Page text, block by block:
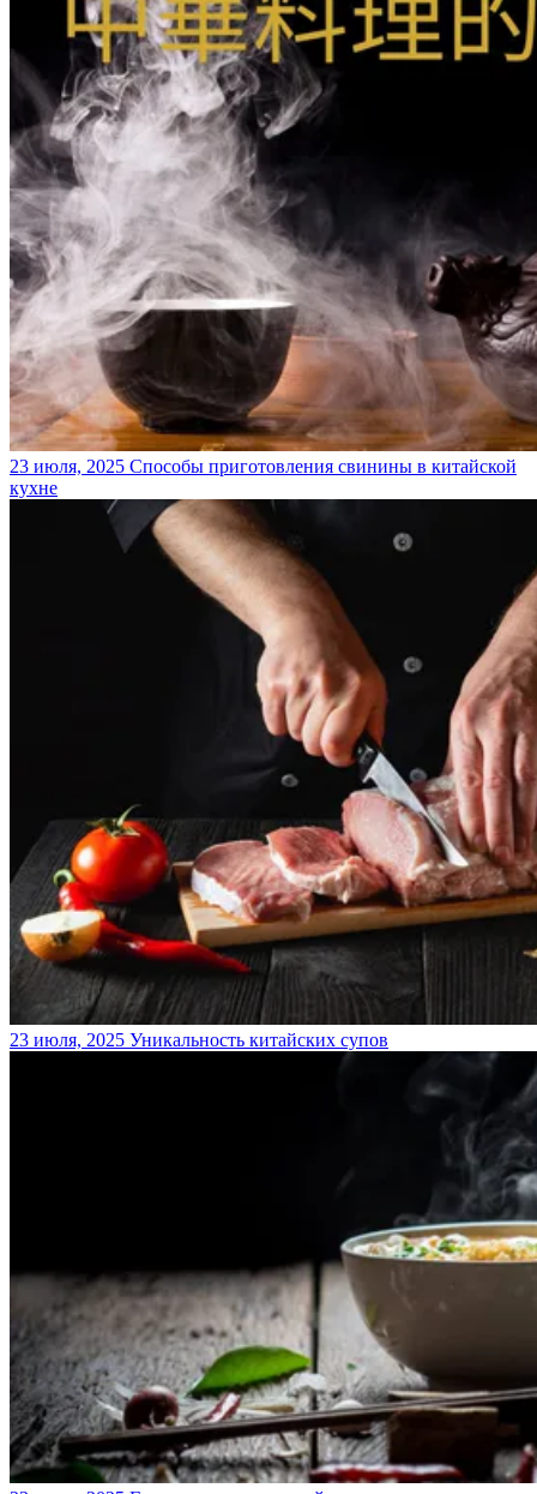
23 июля, 2025 Способы приготовления свинины в китайской
кухне
23 июля, 2025 Уникальность китайских супов